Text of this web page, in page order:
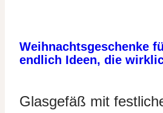
Weihnachtsgeschenke
endlich Ideen, die
Glasgefäß mit